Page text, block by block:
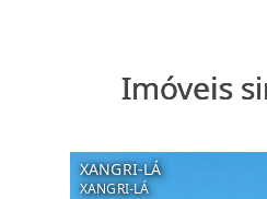
Imóveis
XANGRI-LÁ
XANGRI-LÁ